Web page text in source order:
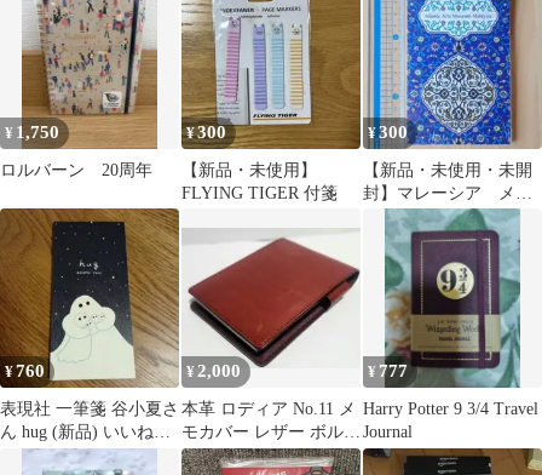
¥ 1,750
ロルバーン 20周年
¥300
【新品・未使用】
FLYING TIGER 付箋
¥300
【新品・未使用・未開
封】マレーシア メモ
¥760
表現社 一筆箋 谷小夏さ
ん hug (新品) いいね不
¥2,000
本革 ロディア No.11 メ
モカバー レザー ボルド
ー（おまけノート付）
¥ 777
Harry Potter 9 3/4 Travel
Journal